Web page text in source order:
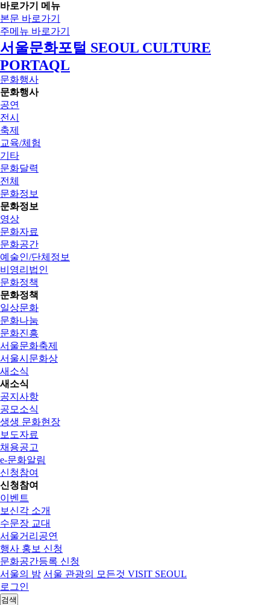
바로가기 메뉴
본문 바로가기
주메뉴 바로가기
서울문화포털 SEOUL CULTURE
PORTAQL
문화행사
문화행사
공연
전시
축제
교육/체험
기타
문화달력
전체
문화정보
문화정보
영상
문화자료
문화공간
예술인/단체정보
비영리법인
문화정책
문화정책
일상문화
문화나눔
문화진흥
서울문화축제
서울시문화상
새소식
새소식
공지사항
공모소식
생생 문화현장
보도자료
채용공고
e-문화알림
신청참여
신청참여
이벤트
보신각 소개
수문장 교대
서울거리공연
행사 홍보 신청
문화공간등록 신청
서울의 밤 서울 관광의 모든것 VISIT SEOUL
로그인
검색